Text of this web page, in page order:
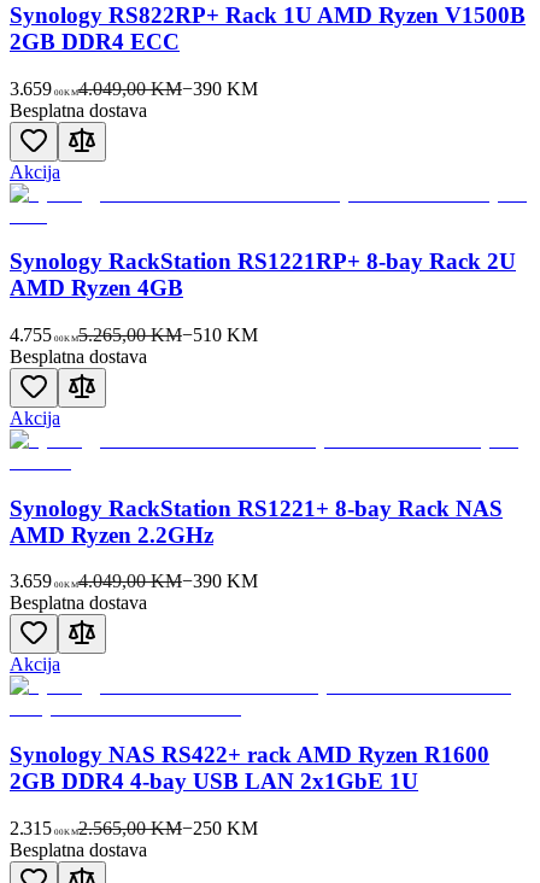
Synology RS822RP+ Rack 1U AMD Ryzen V1500B
2GB DDR4 ECC
3.659 00KM4.049,00 KM−390KM
Besplatna dostava
Akcija
Synology RackStation RS1221RP+ 8-bay Rack 2U
AMD Ryzen 4GB
4.755 00KM5.265,00 KM−510KM
Besplatna dostava
Akcija
Synology RackStation RS1221+ 8-bay Rack NAS
AMD Ryzen 2.2GHz
3.659 00KM4.049,00 KM−390KM
Besplatna dostava
Akcija
Synology NAS RS422+ rack AMD Ryzen R1600
2GB DDR4 4-bay USB LAN 2x1GbE 1U
2.315 00KM2.565,00 KM−250KM
Besplatna dostava